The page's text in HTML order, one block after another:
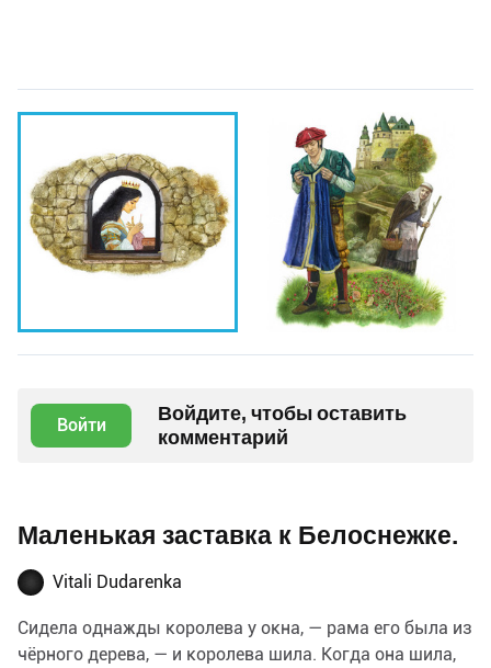
Войти
Войдите, чтобы оставить
комментарий
Маленькая заставка к Белоснежке.
Vitali Dudarenka
Сидела однажды королева у окна, — рама его была из
чёрного дерева, — и королева шила. Когда она шила,